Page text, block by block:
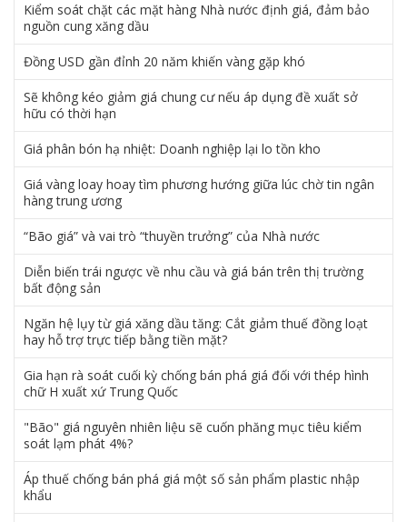
Kiểm soát chặt các mặt hàng Nhà nước định giá, đảm bảo
nguồn cung xăng dầu
Đồng USD gần đỉnh 20 năm khiến vàng gặp khó
Sẽ không kéo giảm giá chung cư nếu áp dụng đề xuất sở
hữu có thời hạn
Giá phân bón hạ nhiệt: Doanh nghiệp lại lo tồn kho
Giá vàng loay hoay tìm phương hướng giữa lúc chờ tin ngân
hàng trung ương
“Bão giá” và vai trò “thuyền trưởng” của Nhà nước
Diễn biến trái ngược về nhu cầu và giá bán trên thị trường
bất động sản
Ngăn hệ lụy từ giá xăng dầu tăng: Cắt giảm thuế đồng loạt
hay hỗ trợ trực tiếp bằng tiền mặt?
Gia hạn rà soát cuối kỳ chống bán phá giá đối với thép hình
chữ H xuất xứ Trung Quốc
"Bão" giá nguyên nhiên liệu sẽ cuốn phăng mục tiêu kiểm
soát lạm phát 4%?
Áp thuế chống bán phá giá một số sản phẩm plastic nhập
khẩu